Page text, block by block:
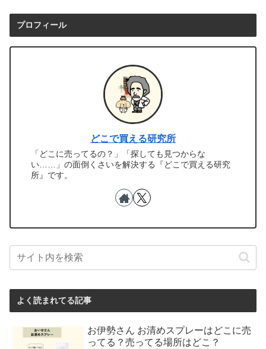
プロフィール
どこで買える研究所
「どこに売ってるの？」「探しても見つからな
い……」の面倒くさいを解決する『どこで買える研究
所』です。
よく読まれてる記事
お伊勢さん お清めスプレーはどこに売
ってる？売ってる場所はどこ？